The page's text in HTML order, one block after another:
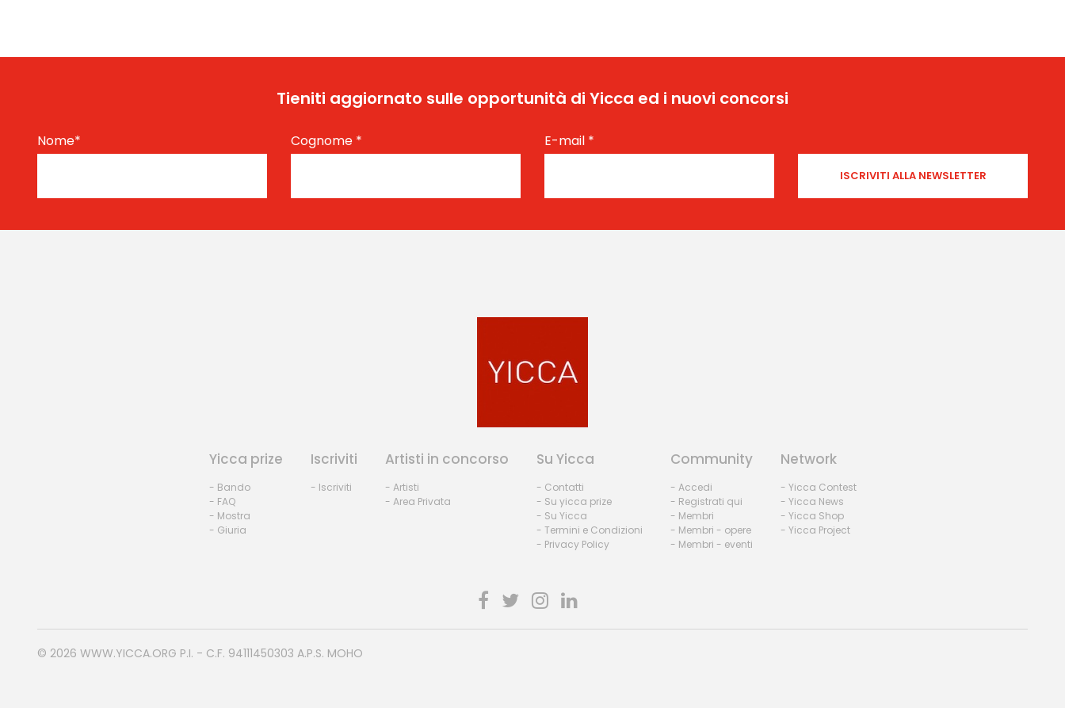
Tieniti aggiornato sulle opportunità di Yicca ed i nuovi concorsi
Nome* Cognome * E-mail *
Yicca prize
- Bando
- FAQ
- Mostra
- Giuria
Iscriviti
- Iscriviti
Artisti in concorso
- Artisti
- Area Privata
Su Yicca
- Contatti
- Su yicca prize
- Su Yicca
- Termini e Condizioni
- Privacy Policy
Community
- Accedi
- Registrati qui
- Membri
- Membri - opere
- Membri - eventi
Network
- Yicca Contest
- Yicca News
- Yicca Shop
- Yicca Project
© 2026 WWW.YICCA.ORG P.I. - C.F. 94111450303 A.P.S. MOHO